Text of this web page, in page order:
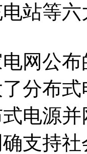
站等
公布
分布
电源
支持